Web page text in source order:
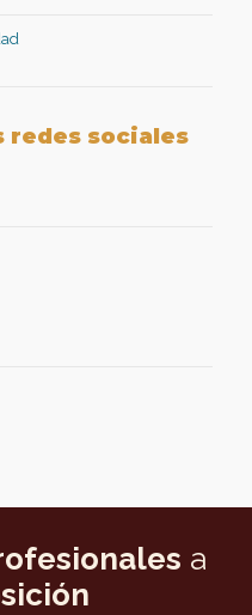
redes sociales
a